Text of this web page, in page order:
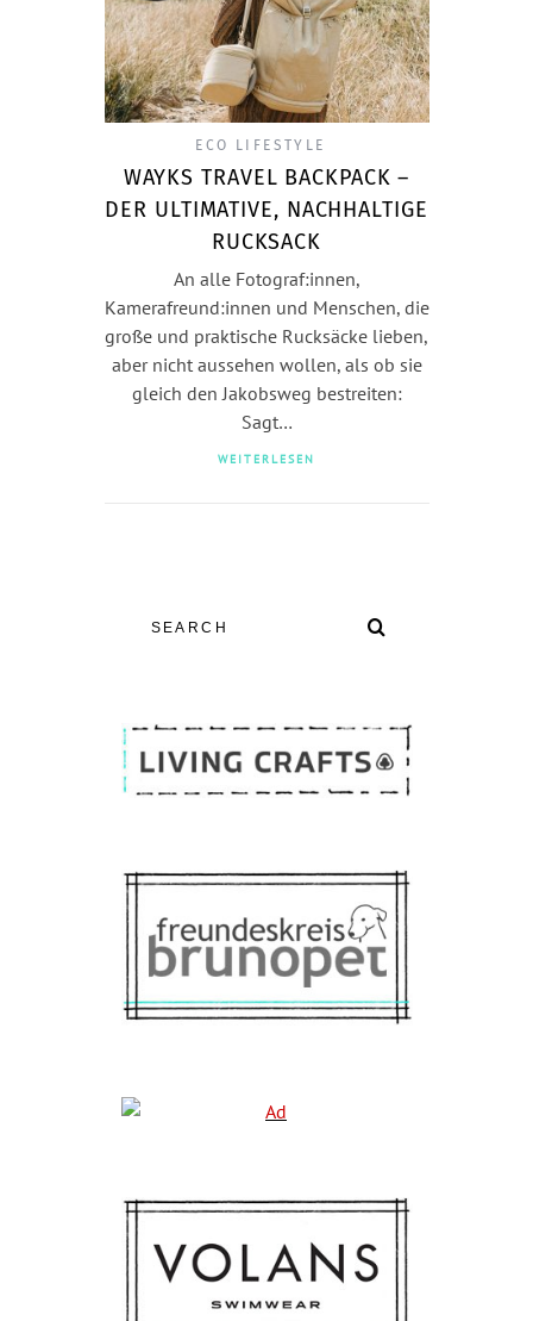
ECO LIFESTYLE
WAYKS TRAVEL BACKPACK –
DER ULTIMATIVE, NACHHALTIGE
RUCKSACK
An alle Fotograf:innen,
Kamerafreund:innen und Menschen, die
große und praktische Rucksäcke lieben,
aber nicht aussehen wollen, als ob sie
gleich den Jakobsweg bestreiten:
Sagt…
WEITERLESEN